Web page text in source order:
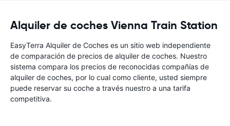
Alquiler de coches Vienna Train Station
EasyTerra Alquiler de Coches es un sitio web independiente
de comparación de precios de alquiler de coches. Nuestro
sistema compara los precios de reconocidas compañías de
alquiler de coches, por lo cual como cliente, usted siempre
puede reservar su coche a través nuestro a una tarifa
competitiva.